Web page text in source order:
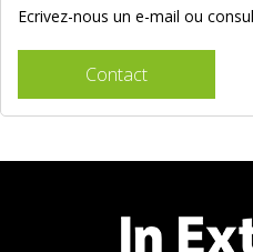
Ecrivez-nous un e-mail ou
Contact